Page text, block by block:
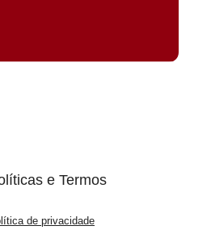
e Termos
de privacidade